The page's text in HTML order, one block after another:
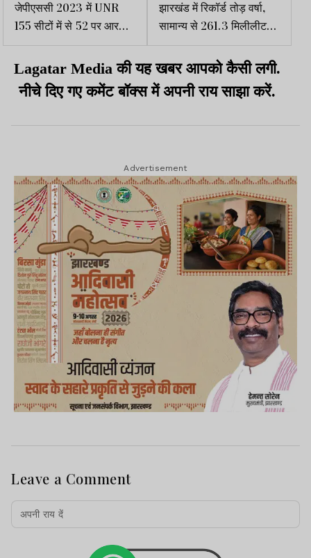
जेपीएससी 2023 में UNR
155 सीटों में से 52 पर आरक्षित
वर्ग सफल
झारखंड में रिकॉर्ड तोड़ वर्षा,
सामान्य से 261.3 मिलीलीटर
ज्यादा हो चुकी है बारिश
Lagatar Media की यह खबर आपको कैसी लगी.
नीचे दिए गए कमेंट बॉक्स में अपनी राय साझा करें.
Advertisement
Leave a Comment